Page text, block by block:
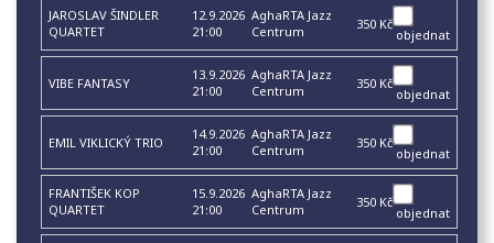
JAROSLAV ŠINDLER
QUARTET
12.9.2026
21:00
AghaRTA Jazz
Centrum
350 Kč
objednat
VIBE FANTASY
13.9.2026
21:00
AghaRTA Jazz
Centrum
350 Kč
objednat
EMIL VIKLICKÝ TRIO
14.9.2026
21:00
AghaRTA Jazz
Centrum
350 Kč
objednat
FRANTIŠEK KOP
QUARTET
15.9.2026
21:00
AghaRTA Jazz
Centrum
350 Kč
objednat